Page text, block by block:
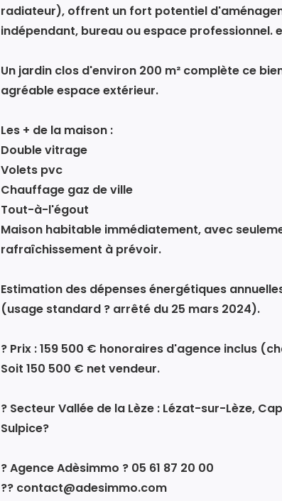
radiateur), offrent un fort potentiel
indépendant, bureau ou espace professionnel.
Un jardin clos d'environ 200 m² complète ce
agréable espace extérieur.
Les + de la maison :
Double vitrage
Volets pvc
Chauffage gaz de ville
Tout-à-l'égout
Maison habitable immédiatement, avec
rafraîchissement à prévoir.
Estimation des dépenses énergétiques
(usage standard ? arrêté du 25 mars 2024).
? Prix : 159 500 € honoraires d'agence inclus
Soit 150 500 € net vendeur.
? Secteur Vallée de la Lèze : Lézat-sur-Lèze,
Sulpice?
? Agence Adèsimmo ? 05 61 87 20 00
?? contact@adesimmo.com